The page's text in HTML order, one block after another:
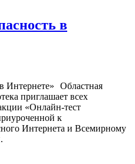
в
Областная
приглашает всех
«Онлайн-тест
к
Интернета и Всемирному